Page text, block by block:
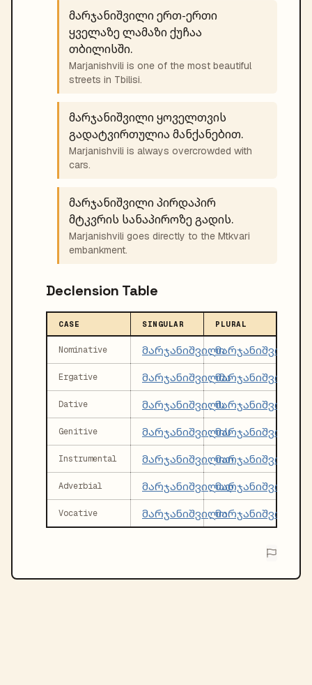
მარჯანიშვილი ერთ-ერთი
ყველაზე ლამაზი ქუჩაა
თბილისში.
Marjanishvili is one of the most beautiful
streets in Tbilisi.
მარჯანიშვილი ყოველთვის
გადატვირთულია მანქანებით.
Marjanishvili is always overcrowded with
cars.
მარჯანიშვილი პირდაპირ
მტკვრის სანაპიროზე გადის.
Marjanishvili goes directly to the Mtkvari
embankment.
Declension Table
CASE SINGULAR PLURAL
Nominative მარჯანიშვილიმარჯანიშვილები
Ergative მარჯანიშვილმა
Dative მარჯანიშვილსმარჯანიშვილებს
Genitive მარჯანიშვილის
Instrumental მარჯანიშვილით
Adverbial მარჯანიშვილად
Vocative მარჯანიშვილო